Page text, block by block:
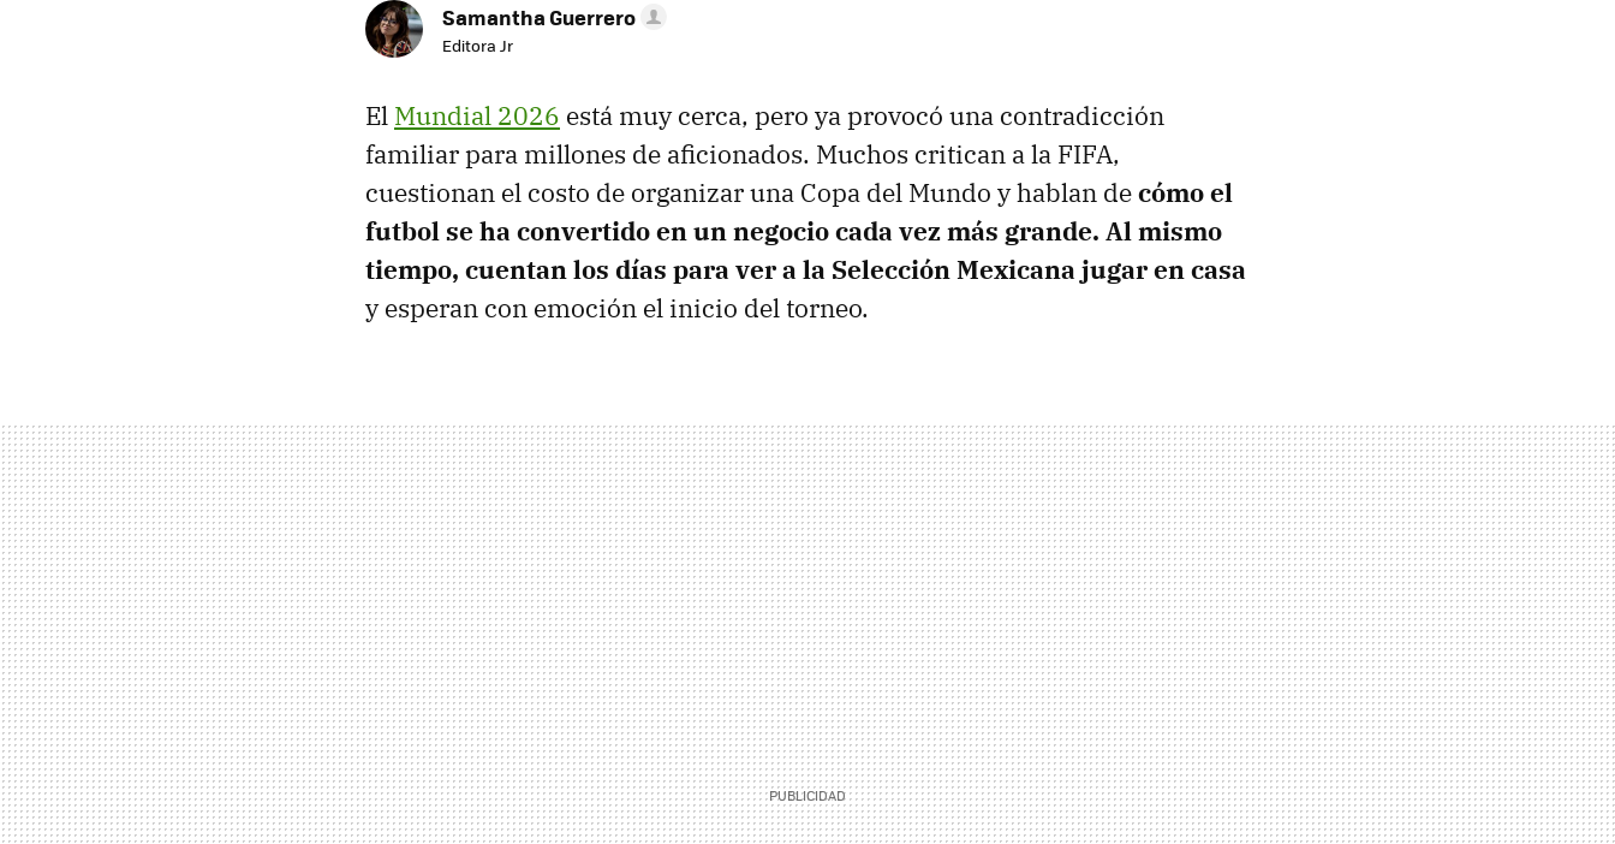
Samantha Guerrero
Editora Jr
El Mundial 2026 está muy cerca, pero ya provocó una contradicción
familiar para millones de aficionados. Muchos critican a la FIFA,
cuestionan el costo de organizar una Copa del Mundo y hablan decómo el
futbol se ha convertido en un negocio cada vez más grande. Al mismo
tiempo, cuentan los días para ver a la Selección Mexicana jugar en casa
y esperan con emoción el inicio del torneo.